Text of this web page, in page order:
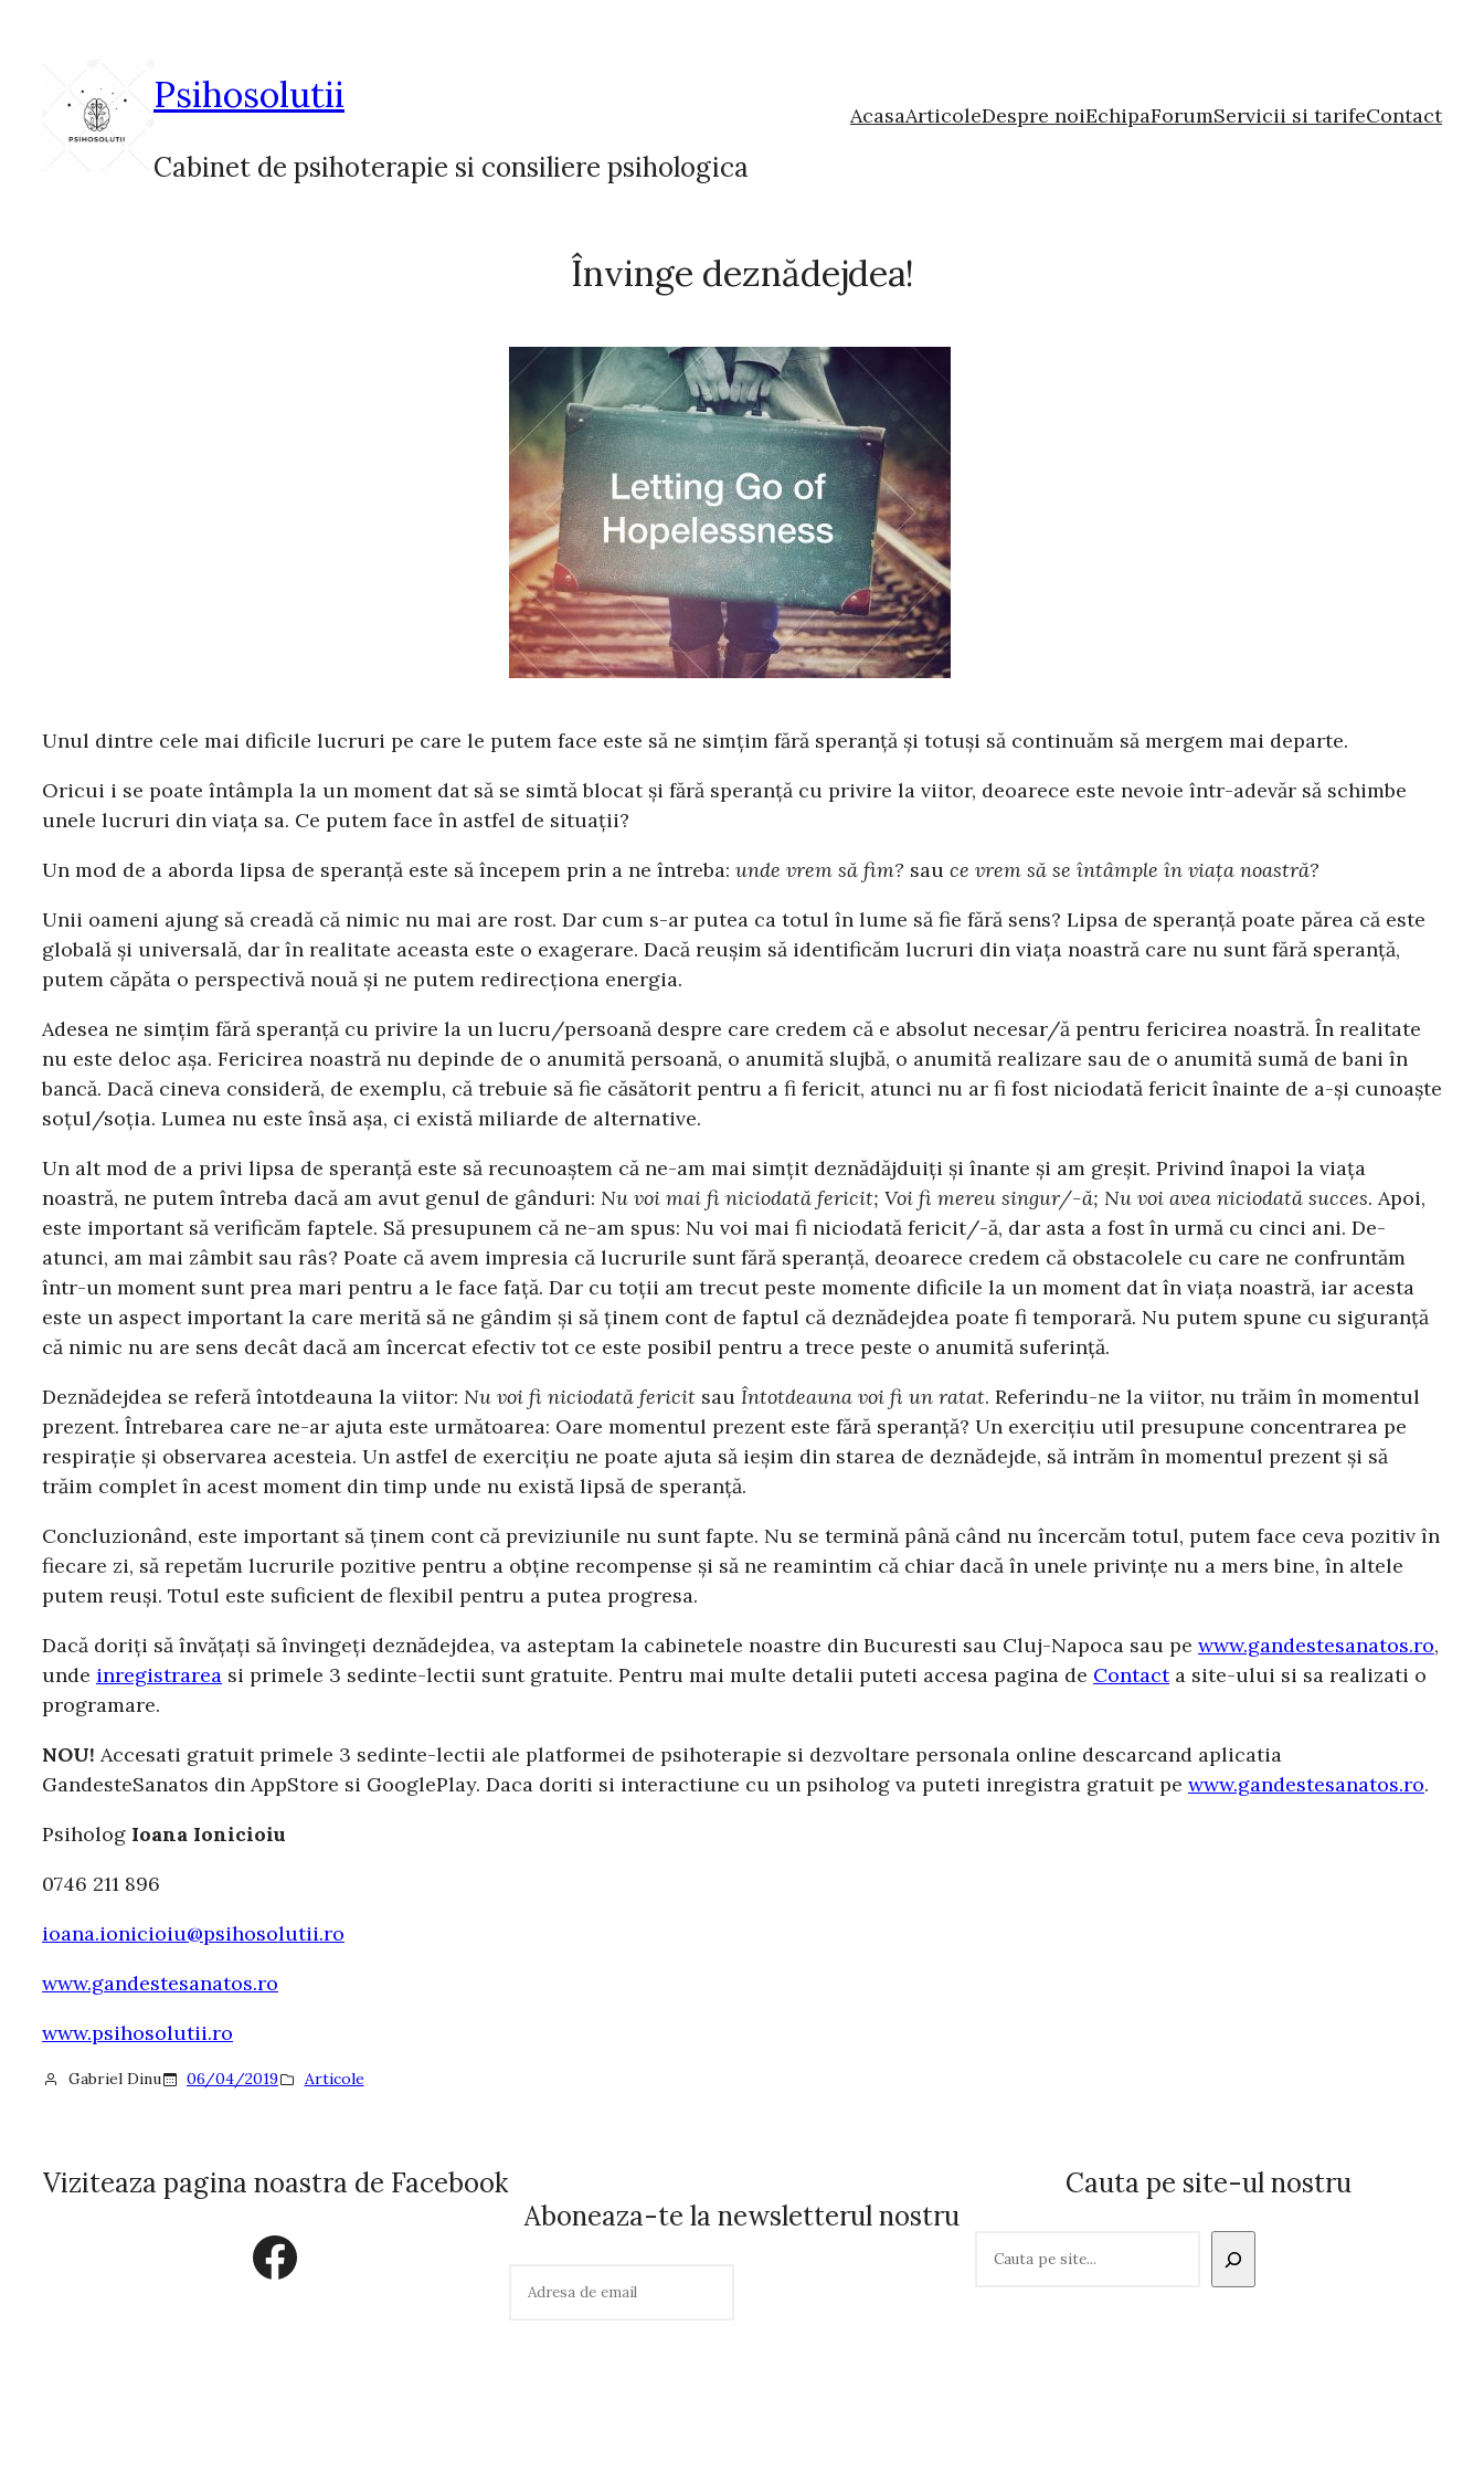
Psihosolutii
Cabinet de psihoterapie si consiliere psihologica
AcasaArticoleDespre noiEchipaForumServicii si tarifeContact
Învinge deznădejdea!
Unul dintre cele mai dificile lucruri pe care le putem face este să ne simțim fără speranță și totuși să continuăm să mergem mai departe.
Oricui i se poate întâmpla la un moment dat să se simtă blocat și fără speranță cu privire la viitor, deoarece este nevoie într-adevăr să schimbe
unele lucruri din viața sa. Ce putem face în astfel de situații?
Un mod de a aborda lipsa de speranță este să începem prin a ne întreba: unde vrem să fim? sau ce vrem să se întâmple în viața noastră?
Unii oameni ajung să creadă că nimic nu mai are rost. Dar cum s-ar putea ca totul în lume să fie fără sens? Lipsa de speranță poate părea că este
globală și universală, dar în realitate aceasta este o exagerare. Dacă reușim să identificăm lucruri din viața noastră care nu sunt fără speranță,
putem căpăta o perspectivă nouă și ne putem redirecționa energia.
Adesea ne simțim fără speranță cu privire la un lucru/persoană despre care credem că e absolut necesar/ă pentru fericirea noastră. În realitate
nu este deloc așa. Fericirea noastră nu depinde de o anumită persoană, o anumită slujbă, o anumită realizare sau de o anumită sumă de bani în
bancă. Dacă cineva consideră, de exemplu, că trebuie să fie căsătorit pentru a fi fericit, atunci nu ar fi fost niciodată fericit înainte de a-și cunoaște
soțul/soția. Lumea nu este însă așa, ci există miliarde de alternative.
Un alt mod de a privi lipsa de speranță este să recunoaștem că ne-am mai simțit deznădăjduiți și înante și am greșit. Privind înapoi la viața
noastră, ne putem întreba dacă am avut genul de gânduri: Nu voi mai fi niciodată fericit; Voi fi mereu singur/-ă; Nu voi avea niciodată succes. Apoi,
este important să verificăm faptele. Să presupunem că ne-am spus: Nu voi mai fi niciodată fericit/-ă, dar asta a fost în urmă cu cinci ani. De-
atunci, am mai zâmbit sau râs? Poate că avem impresia că lucrurile sunt fără speranță, deoarece credem că obstacolele cu care ne confruntăm
într-un moment sunt prea mari pentru a le face față. Dar cu toții am trecut peste momente dificile la un moment dat în viața noastră, iar acesta
este un aspect important la care merită să ne gândim și să ținem cont de faptul că deznădejdea poate fi temporară. Nu putem spune cu siguranță
că nimic nu are sens decât dacă am încercat efectiv tot ce este posibil pentru a trece peste o anumită suferință.
Deznădejdea se referă întotdeauna la viitor: Nu voi fi niciodată fericit sau Întotdeauna voi fi un ratat. Referindu-ne la viitor, nu trăim în momentul
prezent. Întrebarea care ne-ar ajuta este următoarea: Oare momentul prezent este fără speranță? Un exercițiu util presupune concentrarea pe
respirație și observarea acesteia. Un astfel de exercițiu ne poate ajuta să ieșim din starea de deznădejde, să intrăm în momentul prezent și să
trăim complet în acest moment din timp unde nu există lipsă de speranță.
Concluzionând, este important să ținem cont că previziunile nu sunt fapte. Nu se termină până când nu încercăm totul, putem face ceva pozitiv în
fiecare zi, să repetăm lucrurile pozitive pentru a obține recompense și să ne reamintim că chiar dacă în unele privințe nu a mers bine, în altele
putem reuși. Totul este suficient de flexibil pentru a putea progresa.
Dacă doriți să învățați să învingeți deznădejdea, va asteptam la cabinetele noastre din Bucuresti sau Cluj-Napoca sau pe www.gandestesanatos.ro,
unde inregistrarea si primele 3 sedinte-lectii sunt gratuite. Pentru mai multe detalii puteti accesa pagina de Contacta site-ului si sa realizati o
programare.
NOU! Accesati gratuit primele 3 sedinte-lectii ale platformei de psihoterapie si dezvoltare personala online descarcand aplicatia
GandesteSanatos din AppStore si GooglePlay. Daca doriti si interactiune cu un psiholog va puteti inregistra gratuit pe www.gandestesanatos.ro.
Psiholog Ioana Ionicioiu
0746 211 896
ioana.ionicioiu@psihosolutii.ro
www.gandestesanatos.ro
www.psihosolutii.ro
Gabriel Dinu 06/04/2019 Articole
Viziteaza pagina noastra de Facebook
Facebook
Aboneaza-te la newsletterul nostru
Cauta pe site-ul nostru